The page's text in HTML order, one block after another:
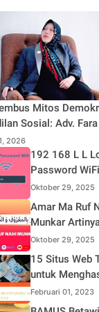
Mitos
Sosial: Adv.
Soroti Distorsi
dan Aksi Main
2026
192 168 L L
Password WiFi
Indihome
2025
Oktober 29, 2025
Amar Ma Ruf
Munkar
Maknanya
Islam
Oktober 29, 2025
15 Situs Web
untuk
Uang Online
Februari 01, 2023